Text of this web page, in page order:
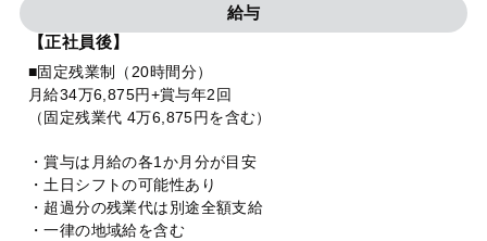
給与
【正社員後】
■固定残業制（20時間分）
月給34万6,875円+賞与年2回
（固定残業代 4万6,875円を含む）
・賞与は月給の各1か月分が目安
・土日シフトの可能性あり
・超過分の残業代は別途全額支給
・一律の地域給を含む